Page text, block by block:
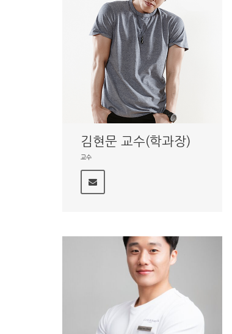
김현문 교수(학과장)
교수